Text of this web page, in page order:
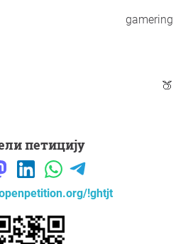
gamering
🍑
петицију
!ghtjt